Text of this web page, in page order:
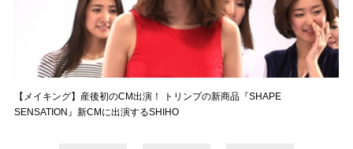
【メイキング】産後初のCM出演！ トリンプの新商品『SHAPE
SENSATION』新CMに出演するSHIHO